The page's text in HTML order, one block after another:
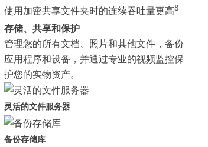
使用加密共享文件夹时的连续吞吐量更高8
存储、共享和保护
管理您的所有文档、照片和其他文件，备份
应用程序和设备，并通过专业的视频监控保
护您的实物资产。
灵活的文件服务器
备份存储库